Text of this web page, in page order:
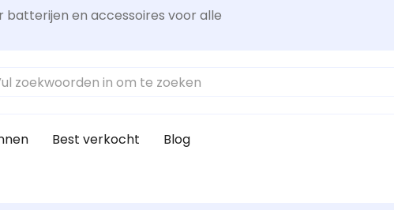
en accessoires voor alle
Best verkocht Blog